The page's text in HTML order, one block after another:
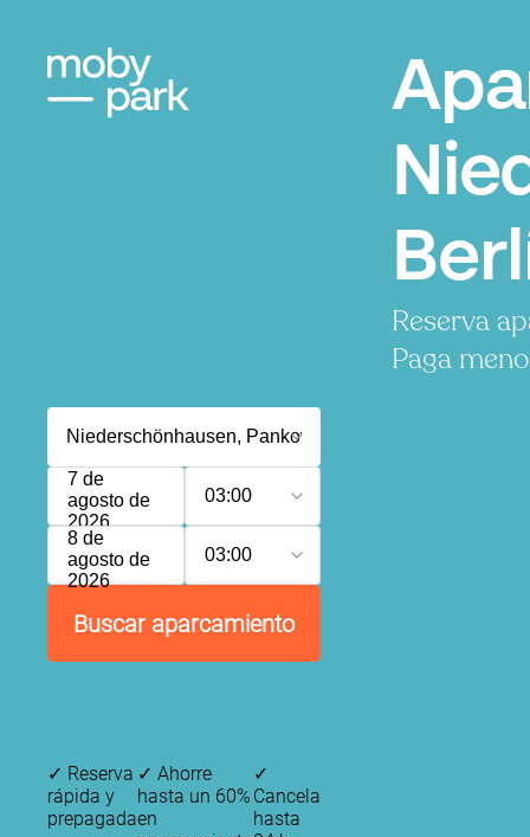
Reserva
Paga
7 de
agosto de
2026
03:00
8 de
agosto de
2026
03:00
Buscar aparcamiento
✓ Reserva
rápida y
prepagada
✓ Ahorre
hasta un 60%
en
✓
Cancela
hasta